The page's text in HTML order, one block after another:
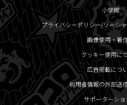
小学館
プライバシーポリシー/ソーシ
画像使用・著
クッキー使用に
広告掲載につ
利用者情報の外部送
サポーターショ